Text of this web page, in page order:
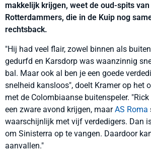
makkelijk krijgen, weet de oud-spits van
Rotterdammers, die in de Kuip nog
rechtsback.
"Hij had veel flair, zowel binnen als
gedurfd en Karsdorp was waanzinnig
bal. Maar ook al ben je een goede
snelheid kansloos", doelt Kramer op het
met de Colombiaanse buitenspeler.
een zware avond krijgen, maarAS Roma
waarschijnlijk met vijf verdedigers. Dan
om Sinisterra op te vangen. Daardoor
aanvallen."